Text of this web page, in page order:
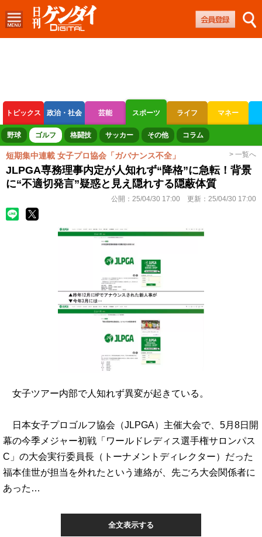
トピックス 政治・社会 芸能 スポーツ ライフ マネー
ボートレース 競輪 オートレース
野球 ゴルフ 格闘技 サッカー その他 コラム
短期集中連載 女子プロ協会「ガバナンス不全」 > 一覧へ
JLPGA専務理事内定が人知れず“降格”に急転！背景
に“不適切発言”疑惑と見え隠れする隠蔽体質
公開： 25/04/30 17:00 更新： 25/04/30 17:00
女子ツアー内部で人知れず異変が起きている。
日本女子プロゴルフ協会（JLPGA）主催大会で、5月8日開
幕の今季メジャー初戦「ワールドレディス選手権サロンパス
C」の大会実行委員長（トーナメントディレクター）だった
福本佳世が担当を外れたという連絡が、先ごろ大会関係者に
あった…
全文表示する